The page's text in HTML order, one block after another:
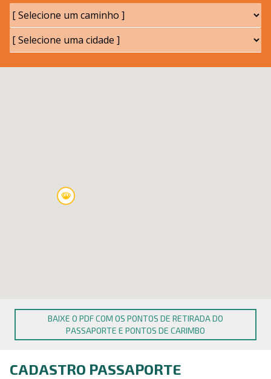
BAIXE O PDF COM OS PONTOS DE RETIRADA DO
PASSAPORTE E PONTOS DE CARIMBO
CADASTRO PASSAPORTE